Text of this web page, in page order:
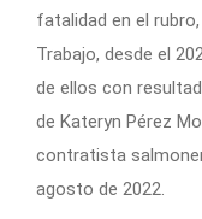
fatalidad en el
Trabajo, desde el
de ellos con
de Kateryn Pérez
contratista
agosto de 2022.